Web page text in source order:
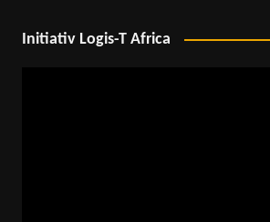
Initiativ Logis-T Africa